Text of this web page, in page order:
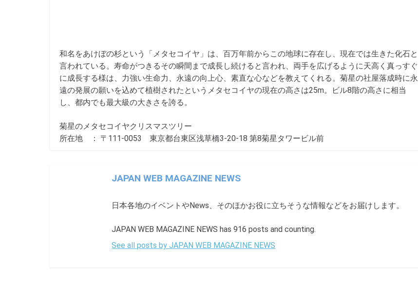
和名をあけぼの杉という「メタセコイヤ」は、百万年前からこの地球に存在し、現在では生きた化石と
言われている。寿命がつきるその瞬間まで成長し続けると言われ、両手を広げるように天高く真っすぐ
に成長する様は、力強い生命力、永遠の向上心、素直な心などを教えてくれる。菊星の社屋落成時に永
遠の発展の願いを込めて植樹されたというメタセコイヤの現在の高さは25m。ビル8階の高さに相当
し、都内でも最大級の大きさを誇る。
菊星のメタセコイヤクリスマスツリー
所在地 ： 〒111-0053 東京都台東区浅草橋3-20-18 第8菊星タワービル前
JAPAN WEB MAGAZINE NEWS
日本各地のイベントやNews、そのほかお役に立ちそうな情報などをお届けします。
JAPAN WEB MAGAZINE NEWS has 916 posts and counting.
See all posts by JAPAN WEB MAGAZINE NEWS